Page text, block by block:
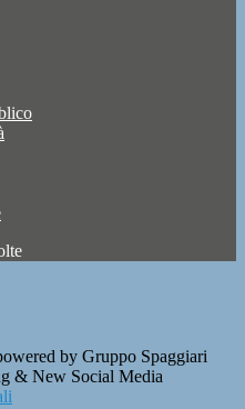
by Gruppo Spaggiari
& New Social Media